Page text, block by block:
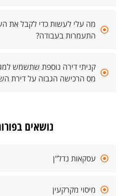
מה עלי לעשות כדי לקבל את
התעמרות בעבודה?
קניתי דירה נוספת שתשמש
מס הרכישה הגבוה על דירת
נושאים
עסקאות נדל"ן
מיסוי מקרקעין